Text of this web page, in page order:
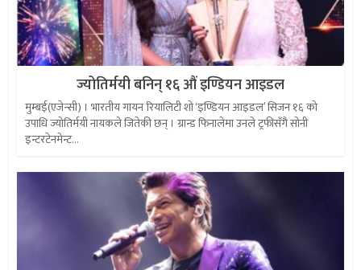
ज्योतिर्मयी बनिन् १६ औं इण्डियन आइडल
मुम्बई(एजेन्सी) । भारतीय गायन रियालिटी शो ‘इण्डियन आइडल’ सिजन १६ को
उपाधि ज्योतिर्मयी नायकले जितेकी छन् । ग्रान्ड फिनालेमा उनले ट्रफीसँगै सोनी
इन्टरटेनमेन्ट...